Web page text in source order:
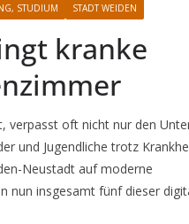
STUDIUM STADT WEIDEN
kranke
verpasst oft nicht nur den
und Jugendliche trotz
Neustadt auf moderne
nun insgesamt fünf dieser